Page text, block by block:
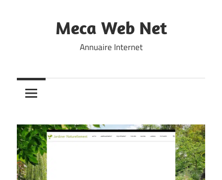
Meca Web Net
Annuaire Internet